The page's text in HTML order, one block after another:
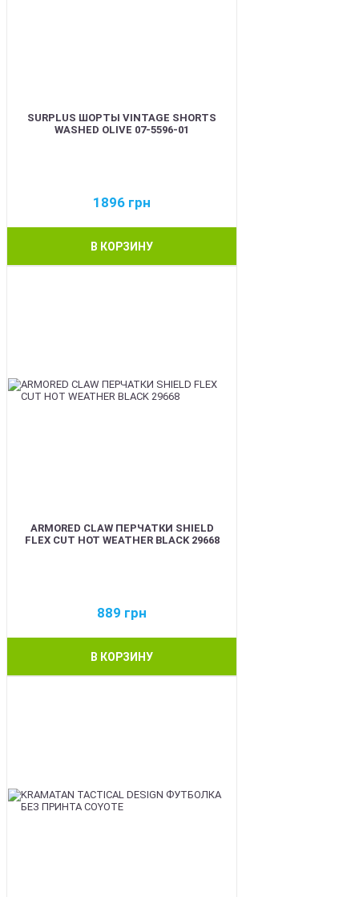
SURPLUS ШОРТЫ VINTAGE SHORTS
WASHED OLIVE 07-5596-01
1896 грн
В КОРЗИНУ
ARMORED CLAW ПЕРЧАТКИ SHIELD
FLEX CUT HOT WEATHER BLACK 29668
889 грн
В КОРЗИНУ